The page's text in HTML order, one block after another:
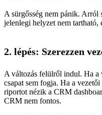
A sürgősség nem pánik. Arról
jelenlegi helyzet nem tartható,
2. lépés: Szerezzen
A változás felülről indul. Ha a
csapat sem fogja. Ha a
riportot nézik a CRM
CRM nem fontos.